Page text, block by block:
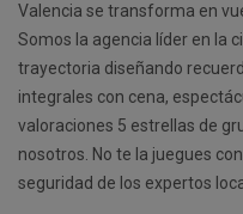
Valencia se transforma en
Somos la agencia líder en la
trayectoria diseñando
integrales con cena,
valoraciones 5 estrellas de
nosotros. No te la juegues
seguridad de los expertos